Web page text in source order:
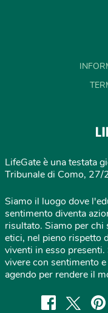
LifeGate è una testata
Tribunale di Como, 27/
Siamo il luogo dove
sentimento diventa
risultato. Siamo per chi
etici, nel pieno rispetto
viventi in esso
vivere con sentimento
agendo per rendere il